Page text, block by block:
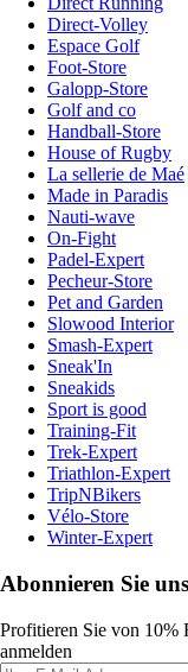
Direct-Volley
Espace Golf
Foot-Store
Galopp-Store
Golf and co
Handball-Store
House of Rugby
La sellerie de Maé
Made in Paradis
Nauti-wave
On-Fight
Padel-Expert
Pecheur-Store
Pet and Garden
Slowood Interior
Smash-Expert
Sneak'In
Sneakids
Sport is good
Training-Fit
Trek-Expert
Triathlon-Expert
TripNBikers
Vélo-Store
Winter-Expert
Abonnieren Sie
Profitieren Sie von 10%
anmelden